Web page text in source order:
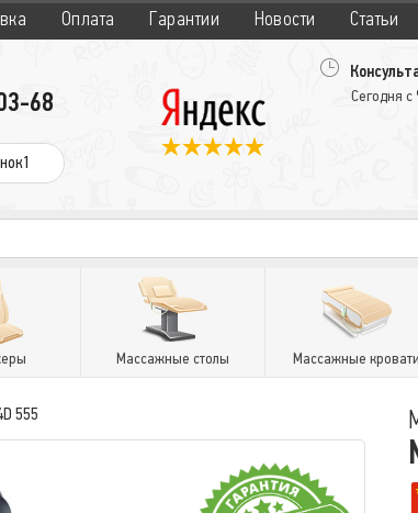
Оплата Гарантии Новости Статьи
68 Сегодня с
Массажные столы Массажные
555